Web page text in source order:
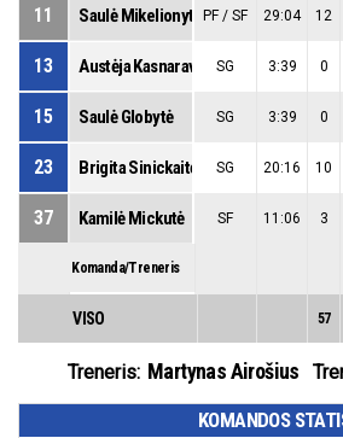
11 Saulė Mikelionytė PF / SF 29:04 12
13 Austėja Kasnaravičiūtė
SG 3:39 0
15 Saulė Globytė SG 3:39 0
23 Brigita Sinickaitė SG 20:16 10
37 Kamilė Mickutė SF 11:06 3
Komanda/Treneris
VISO 57
Treneris: Martynas Airošius
KOMANDOS